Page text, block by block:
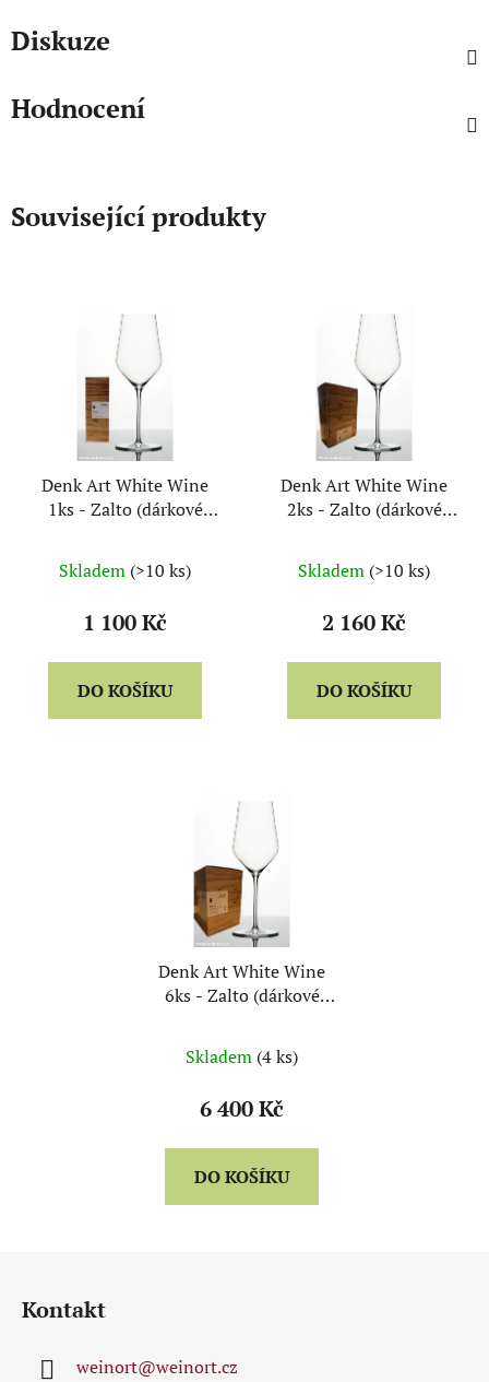
Diskuze
Hodnocení
Související produkty
Denk Art White Wine
1ks - Zalto (dárkové
Skladem (>10 ks)
1 100 Kč
DO KOŠÍKU
Denk Art White Wine
2ks - Zalto (dárkové
Skladem (>10 ks)
2 160 Kč
DO KOŠÍKU
Denk Art White Wine
6ks - Zalto (dárkové
Skladem (4 ks)
6 400 Kč
DO KOŠÍKU
Kontakt
weinort@weinort.cz